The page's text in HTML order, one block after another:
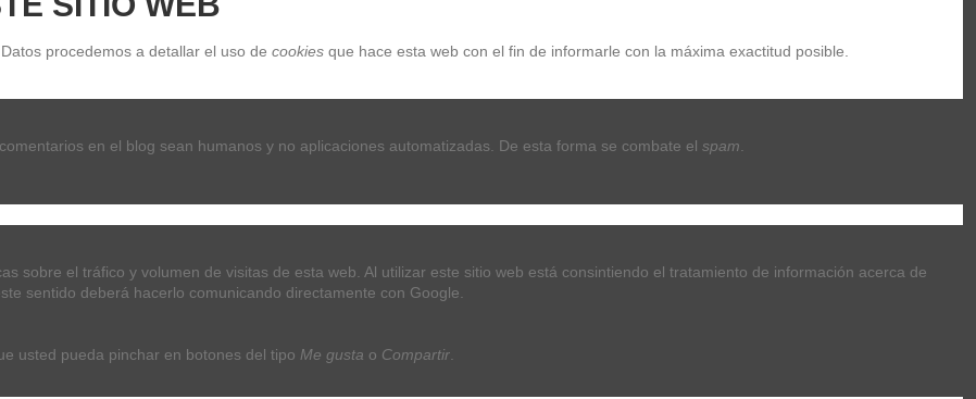
Últimas unidades en stock
22,90 €
procedemos a detallar el uso de cookies que hace esta web con el fin de informarle con la máxima exactitud posible.
en el blog sean humanos y no aplicaciones automatizadas. De esta forma se combate el spam
sobre el tráfico y volumen de visitas de esta web. Al utilizar este sitio web está consintiendo el tratamiento de información acerca de
sentido deberá hacerlo comunicando directamente con Google.
usted pueda pinchar en botones del tipo Me gusta o Compartir